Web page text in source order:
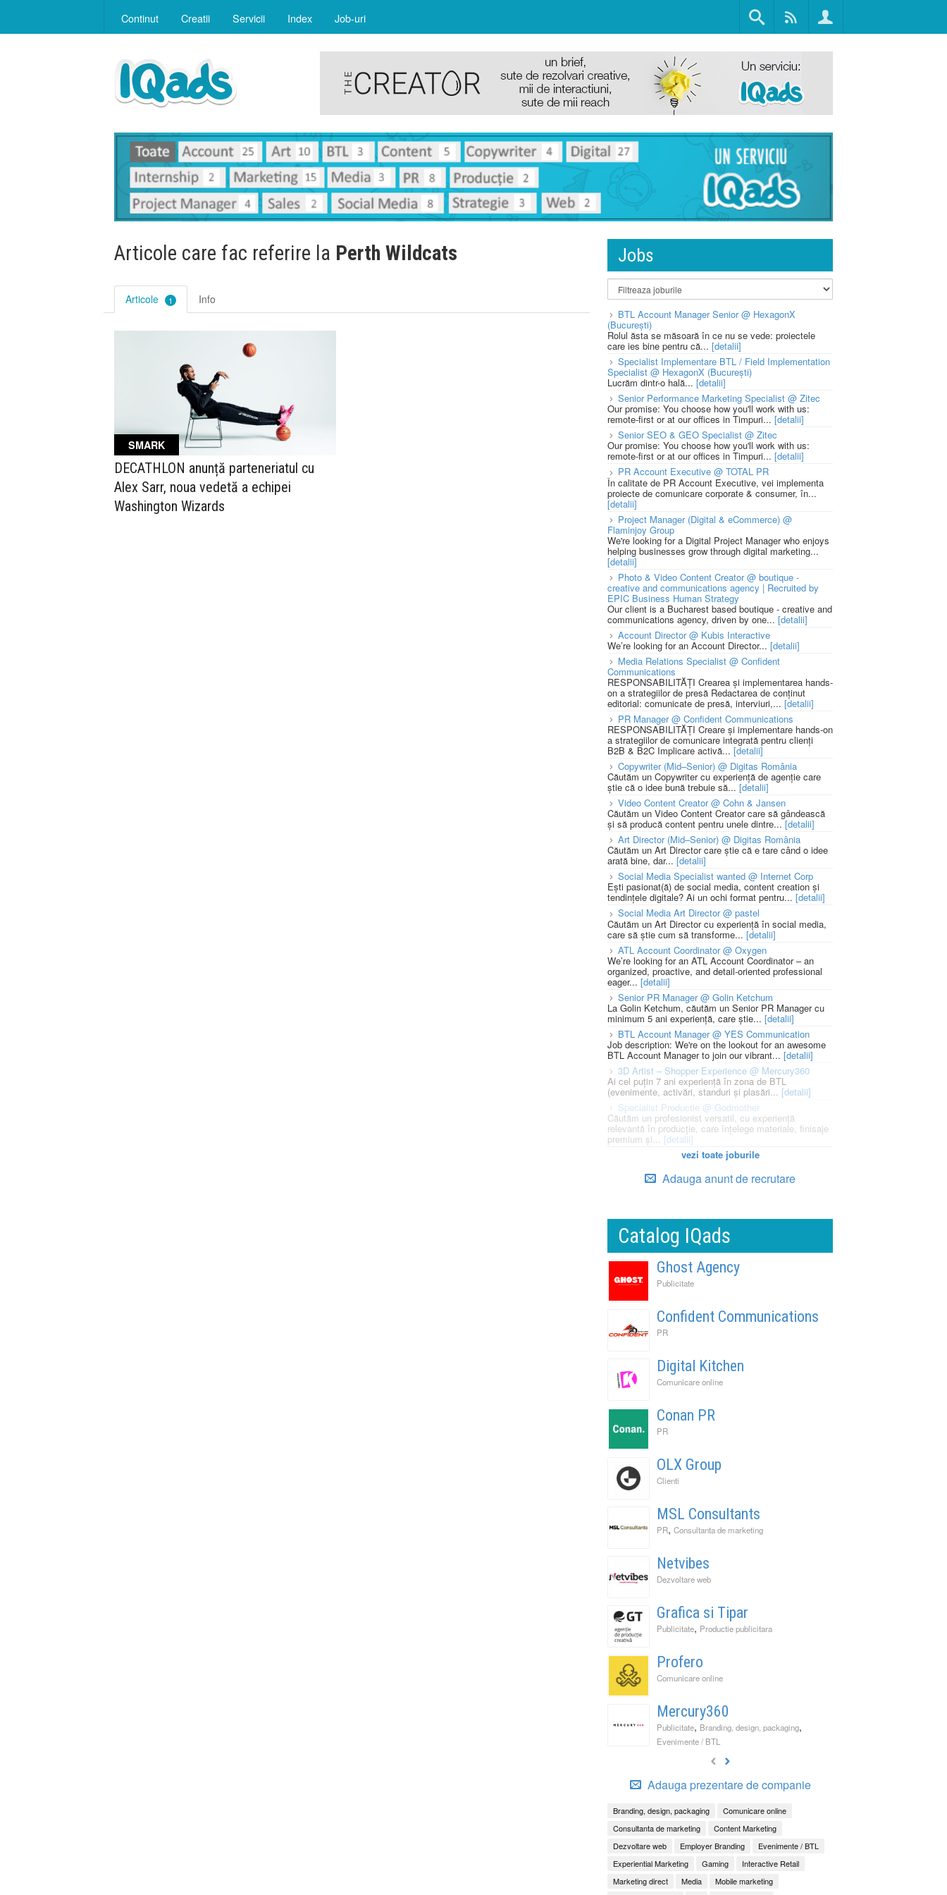
Continut Creatii Servicii Index Job-uri
Articole care fac referire la Perth Wildcats
Articole 1 Info
SMARK
DECATHLON anunță parteneriatul cu
Alex Sarr, noua vedetă a echipei
Washington Wizards
Jobs
BTL Account Manager Senior @ HexagonX
(București)
Rolul ăsta se măsoară în ce nu se vede: proiectele
care ies bine pentru că... [detalii]
Specialist Implementare BTL / Field Implementation
Specialist @ HexagonX (București)
Lucrăm dintr-o hală... [detalii]
Senior Performance Marketing Specialist @ Zitec
Our promise: You choose how you'll work with us:
remote-first or at our offices in Timpuri... [detalii]
Senior SEO & GEO Specialist @ Zitec
Our promise: You choose how you'll work with us:
remote-first or at our offices in Timpuri... [detalii]
PR Account Executive @ TOTAL PR
În calitate de PR Account Executive, vei implementa
proiecte de comunicare corporate & consumer, în...
[detalii]
Project Manager (Digital & eCommerce) @
Flaminjoy Group
We're looking for a Digital Project Manager who enjoys
helping businesses grow through digital marketing...
[detalii]
Photo & Video Content Creator @ boutique -
creative and communications agency | Recruited by
EPIC Business Human Strategy
Our client is a Bucharest based boutique - creative and
communications agency, driven by one... [detalii]
Account Director @ Kubis Interactive
We’re looking for an Account Director... [detalii]
Media Relations Specialist @ Confident
Communications
RESPONSABILITĂȚI Crearea și implementarea hands-
on a strategiilor de presă Redactarea de conținut
editorial: comunicate de presă, interviuri,... [detalii]
PR Manager @ Confident Communications
RESPONSABILITĂȚI Creare și implementare hands-on
a strategiilor de comunicare integrată pentru clienți
B2B & B2C Implicare activă... [detalii]
Copywriter (Mid–Senior) @ Digitas România
Căutăm un Copywriter cu experiență de agenție care
știe că o idee bună trebuie să... [detalii]
Video Content Creator @ Cohn & Jansen
Căutăm un Video Content Creator care să gândească
și să producă content pentru unele dintre... [detalii]
Art Director (Mid–Senior) @ Digitas România
Căutăm un Art Director care știe că e tare când o idee
arată bine, dar... [detalii]
Social Media Specialist wanted @ Internet Corp
Ești pasionat(ă) de social media, content creation și
tendințele digitale? Ai un ochi format pentru... [detalii]
Social Media Art Director @ pastel
Căutăm un Art Director cu experiență în social media,
care să știe cum să transforme... [detalii]
ATL Account Coordinator @ Oxygen
We’re looking for an ATL Account Coordinator – an
organized, proactive, and detail-oriented professional
eager... [detalii]
Senior PR Manager @ Golin Ketchum
La Golin Ketchum, căutăm un Senior PR Manager cu
minimum 5 ani experiență, care știe... [detalii]
BTL Account Manager @ YES Communication
Job description: We're on the lookout for an awesome
BTL Account Manager to join our vibrant... [detalii]
3D Artist – Shopper Experience @ Mercury360
Ai cel puțin 7 ani experiență în zona de BTL
(evenimente, activări, standuri și plasări... [detalii]
Specialist Productie @ Godmother
Căutăm un profesionist versatil, cu experiență
relevantă în producție, care înțelege materiale, finisaje
premium și... [detalii]
vezi toate joburile
Adauga anunt de recrutare
Catalog IQads
Ghost Agency
Publicitate
Confident Communications
PR
Digital Kitchen
Comunicare online
Conan PR
PR
OLX Group
Clienti
MSL Consultants
PR, Consultanta de marketing
Netvibes
Dezvoltare web
Grafica si Tipar
Publicitate, Productie publicitara
Profero
Comunicare online
Mercury360
Publicitate, Branding, design, packaging,
Evenimente / BTL
Adauga prezentare de companie
Branding, design, packaging
Comunicare online
Consultanta de marketing
Content Marketing
Dezvoltare web
Employer Branding
Evenimente / BTL
Experiential Marketing
Gaming
Interactive Retail
Marketing direct
Media
Mobile marketing